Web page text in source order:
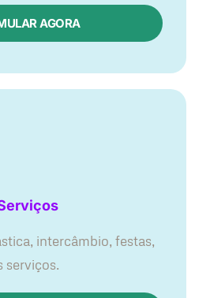
AGORA
intercâmbio, festas,
serviços.